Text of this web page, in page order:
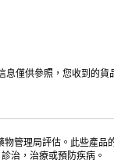
息僅供參照，您收到的貨
物管理局評估。此些產品
治，治療或預防疾病。